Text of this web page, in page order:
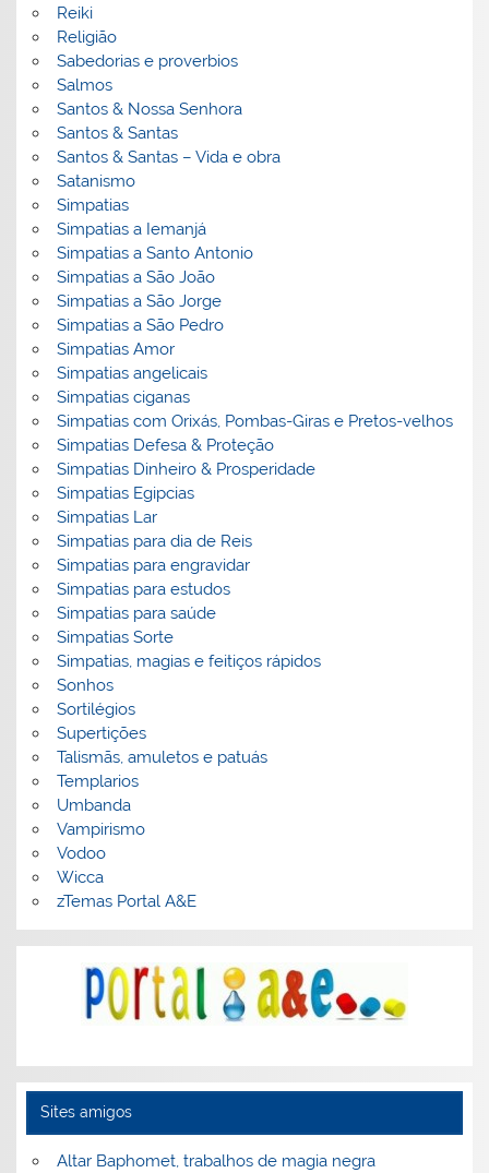
Reiki
Religião
Sabedorias e proverbios
Salmos
Santos & Nossa Senhora
Santos & Santas
Santos & Santas – Vida e obra
Satanismo
Simpatias
Simpatias a Iemanjá
Simpatias a Santo Antonio
Simpatias a São João
Simpatias a São Jorge
Simpatias a São Pedro
Simpatias Amor
Simpatias angelicais
Simpatias ciganas
Simpatias com Orixás, Pombas-Giras e Pretos-velhos
Simpatias Defesa & Proteção
Simpatias Dinheiro & Prosperidade
Simpatias Egipcias
Simpatias Lar
Simpatias para dia de Reis
Simpatias para engravidar
Simpatias para estudos
Simpatias para saúde
Simpatias Sorte
Simpatias, magias e feitiços rápidos
Sonhos
Sortilégios
Supertições
Talismãs, amuletos e patuás
Templarios
Umbanda
Vampirismo
Vodoo
Wicca
zTemas Portal A&E
Sites amigos
Altar Baphomet, trabalhos de magia negra